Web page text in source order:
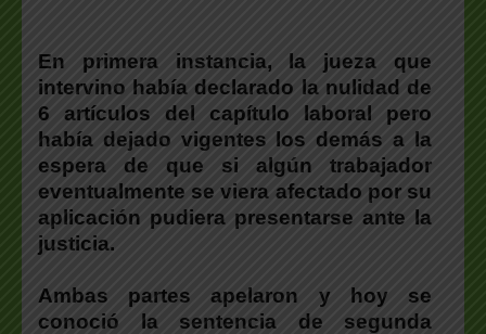
En primera instancia, la jueza que
intervino había declarado la nulidad de
6 artículos del capítulo laboral pero
había dejado vigentes los demás a la
espera de que si algún trabajador
eventualmente se viera afectado por su
aplicación pudiera presentarse ante la
justicia.
Ambas partes apelaron y hoy se
conoció la sentencia de segunda